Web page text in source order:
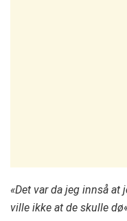
«Det var da jeg innså at
ville ikke at de skulle dø